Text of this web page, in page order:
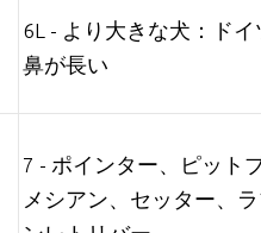
6L - より大きな犬：ドイ
鼻が長い
7 - ポインター、ピット
メシアン、セッター、